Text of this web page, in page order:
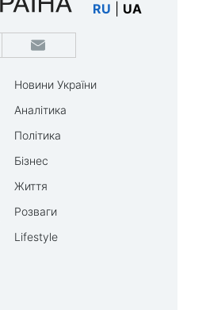
RU UA
Новини України
Аналітика
Політика
Бізнес
Життя
Розваги
Lifestyle